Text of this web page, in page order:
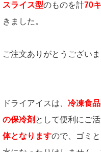
スライス型のものを計70
きました。
ご注文ありがとうございま
ドライアイスは、 冷凍食
の保冷剤 として便利にご
体となりますので、ゴミ